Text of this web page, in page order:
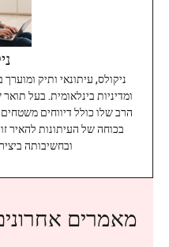
ומדיניות בינלאומית. בעל
הרב שלו כולל דיווחים
בכוחה של העיתונות להאיר
ובחשיבותה
מאמרים